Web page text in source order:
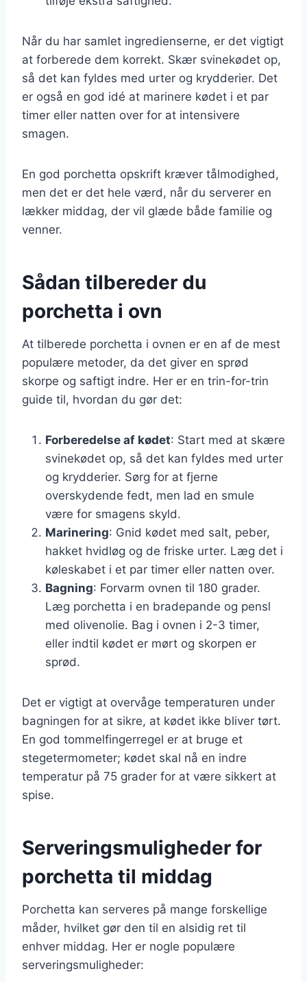
Når du har samlet ingredienserne, er det vigtigt
at forberede dem korrekt. Skær svinekødet op,
så det kan fyldes med urter og krydderier. Det
er også en god idé at marinere kødet i et par
timer eller natten over for at intensivere
smagen.
En god porchetta opskrift kræver tålmodighed,
men det er det hele værd, når du serverer en
lækker middag, der vil glæde både familie og
venner.
Sådan tilbereder du
porchetta i ovn
At tilberede porchetta i ovnen er en af de mest
populære metoder, da det giver en sprød
skorpe og saftigt indre. Her er en trin-for-trin
guide til, hvordan du gør det:
Forberedelse af kødet: Start med at skære
svinekødet op, så det kan fyldes med urter
og krydderier. Sørg for at fjerne
overskydende fedt, men lad en smule
være for smagens skyld.
Marinering: Gnid kødet med salt, peber,
hakket hvidløg og de friske urter. Læg det i
køleskabet i et par timer eller natten over.
Bagning: Forvarm ovnen til 180 grader.
Læg porchetta i en bradepande og pensl
med olivenolie. Bag i ovnen i 2-3 timer,
eller indtil kødet er mørt og skorpen er
sprød.
Det er vigtigt at overvåge temperaturen under
bagningen for at sikre, at kødet ikke bliver tørt.
En god tommelfingerregel er at bruge et
stegetermometer; kødet skal nå en indre
temperatur på 75 grader for at være sikkert at
spise.
Serveringsmuligheder for
porchetta til middag
Porchetta kan serveres på mange forskellige
måder, hvilket gør den til en alsidig ret til
enhver middag. Her er nogle populære
serveringsmuligheder: